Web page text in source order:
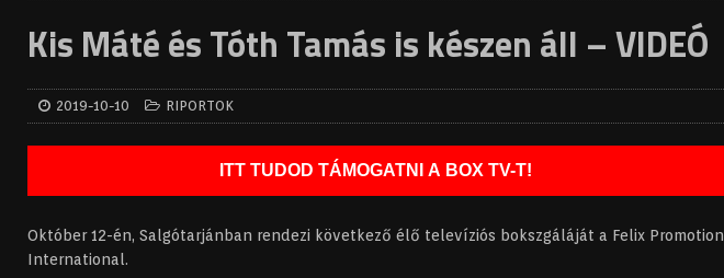
Kis Máté és Tóth Tamás is készen áll – VIDEÓ
2019-10-10 RIPORTOK
ITT TUDOD TÁMOGATNI A BOX TV-T!
Október 12-én, Salgótarjánban rendezi következő élő televíziós bokszgáláját a Felix Promotion
International.